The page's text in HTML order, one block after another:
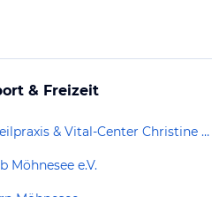
& Freizeit
Naturheilpraxis & Vital-Center Christine Diecks
Möhnesee e.V.